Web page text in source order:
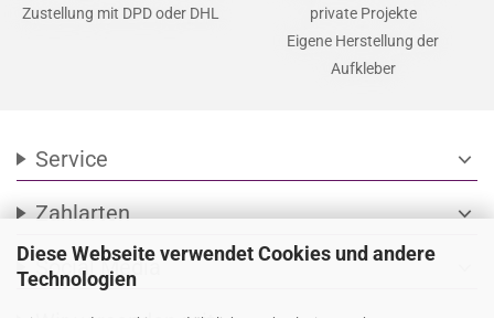
Diese Webseite verwendet Cookies und andere
Technologien
Zustellung mit DPD oder DHL
private Projekte
Eigene Herstellung der
Aufkleber
Service expand_more
Zahlarten expand_more
Social Media